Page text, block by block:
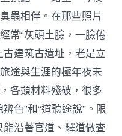
蟲相伴。在那些照片
常“灰頭土臉，一臉倦
建筑古遺址，老是立
途與生涯的極年夜未
各類材料殘破，很多
色”和“道聽途說”。限
沿著官道、驛道做查